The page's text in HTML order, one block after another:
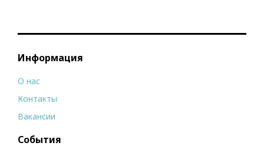
Информация
О нас
Контакты
Вакансии
События